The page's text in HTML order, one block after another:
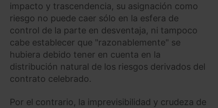
impacto y trascendencia, su asignación como
riesgo no puede caer sólo en la esfera de
control de la parte en desventaja, ni tampoco
cabe establecer que "razonablemente" se
hubiera debido tener en cuenta en la
distribución natural de los riesgos derivados del
contrato celebrado.
Por el contrario, la imprevisibilidad y crudeza de